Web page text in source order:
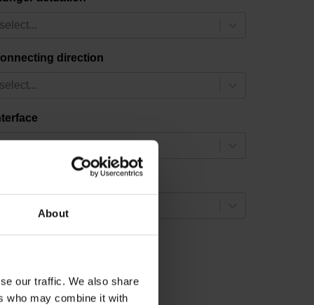
About
our traffic. We also share
who may combine it with
select...
direction
select...